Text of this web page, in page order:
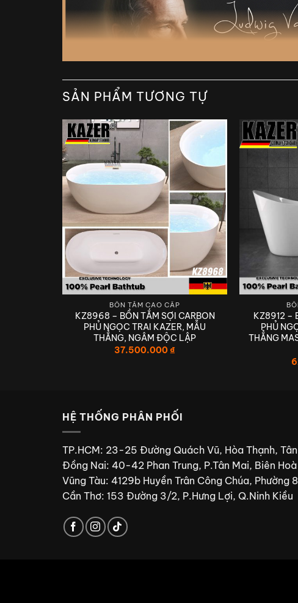
SẢN PHẨM TƯƠNG TỰ
BỒN TẮM CAO CẤP
KZ8968 – BỒN TẮM SỢI CARBON
PHỦ NGỌC TRAI KAZER, MẪU
THẲNG, NGÂM ĐỘC LẬP
37.500.000₫
KZ8912 –
PHỦ
THẲNG
HỆ THỐNG PHÂN PHỐI
TP.HCM: 23-25 Đường Quách Vũ, Hòa Thạnh, Tân
Đồng Nai: 40-42 Phan Trung, P.Tân Mai, Biên Hoà
Vũng Tàu: 4129b Huyền Trân Công Chúa, Phường 8
Cần Thơ: 153 Đường 3/2, P.Hưng Lợi, Q.Ninh Kiều